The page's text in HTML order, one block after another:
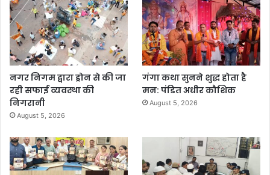
नगर निगम द्वारा ड्रोन से की जा
रही सफाई व्यवस्था की
निगरानी
August 5, 2026
गंगा कथा सुनने शुद्ध होता है
मन: पंडित अधीर कौशिक
August 5, 2026